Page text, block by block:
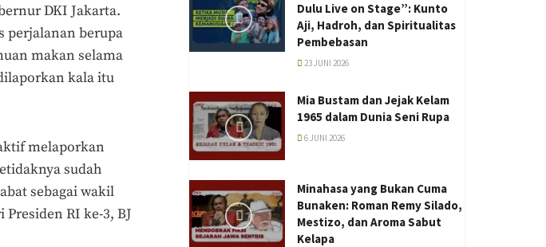
DKI Jakarta.
perjalanan berupa
makan selama
kala itu
melaporkan
sudah
sebagai wakil
RI ke-3, BJ
Dulu Live on Stage”: Kunto
Aji, Hadroh, dan Spiritualitas
Pembebasan
23 JUNI 2026
Mia Bustam dan Jejak Kelam
1965 dalam Dunia Seni Rupa
6 JUNI 2026
Minahasa yang Bukan Cuma
Bunaken: Roman Remy Silado,
Mestizo, dan Aroma Sabut
Kelapa